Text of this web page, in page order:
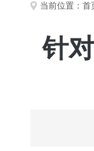
当前位置： 首
针